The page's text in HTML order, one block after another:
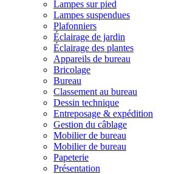
Lampes sur pied
Lampes suspendues
Plafonniers
Éclairage de jardin
Éclairage des plantes
Appareils de bureau
Bricolage
Bureau
Classement au bureau
Dessin technique
Entreposage & expédition
Gestion du câblage
Mobilier de bureau
Mobilier de bureau
Papeterie
Présentation